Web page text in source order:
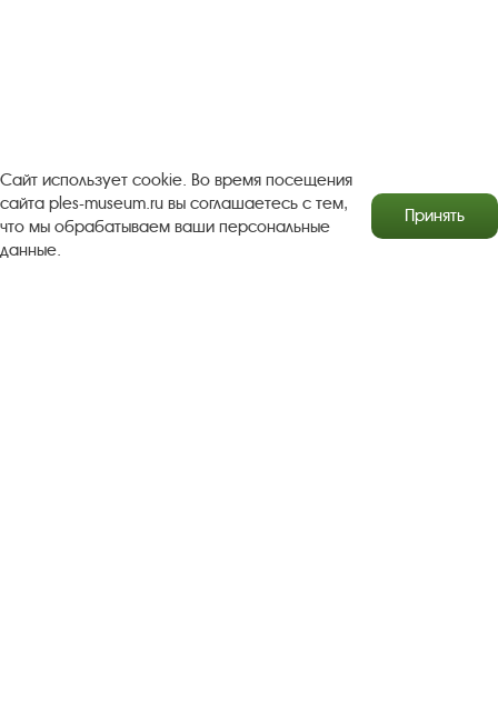
Антикоррупционная деятельность
Сайт использует cookie. Во время посещения
сайта ples-museum.ru вы соглашаетесь с тем,
что мы обрабатываем ваши персональные
данные.
Принять